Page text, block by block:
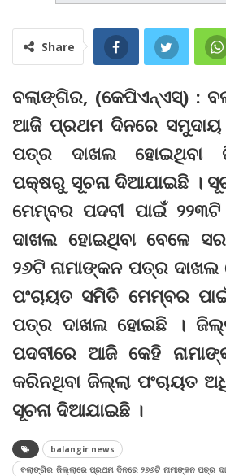
Share
ବଲାଙ୍ଗିର, (କେପିଏନ୍‌ଏସ୍‌) :
ଆଜି ପ୍ରଥମ ଦିନରେ ସମୁଦାୟ
ପତ୍ର ଦାଖଲ ହୋଇଥିବା
ପକ୍ଷରୁ ସୂଚନା ଦିଆଯାଇଛି ।
ମେମ୍ବର ପଦବୀ ପାଇଁ
ଦାଖଲ ହୋଇଥିବା ବେଳେ
୨୬ଟି ନାମାଙ୍କନ ପତ୍ର
ପଂଚାୟତ ସମିତି ମେମ୍ବର
ପତ୍ର ଦାଖଲ ହୋଇଛି ।
ପଦବୀରେ ଆଜି କେହି
କରିନଥିବା ଜିଲ୍ଲା ପଂଚାୟତ
ସୂଚନା ଦିଆଯାଇଛି ।
balangir news
ବଲାଙ୍ଗିର ଜିଲ୍ଲାରେ ପ୍ରଥମ ଦିନରେ ୨୭୬ଟି ନାମାଙ୍କନ ପତ୍ର